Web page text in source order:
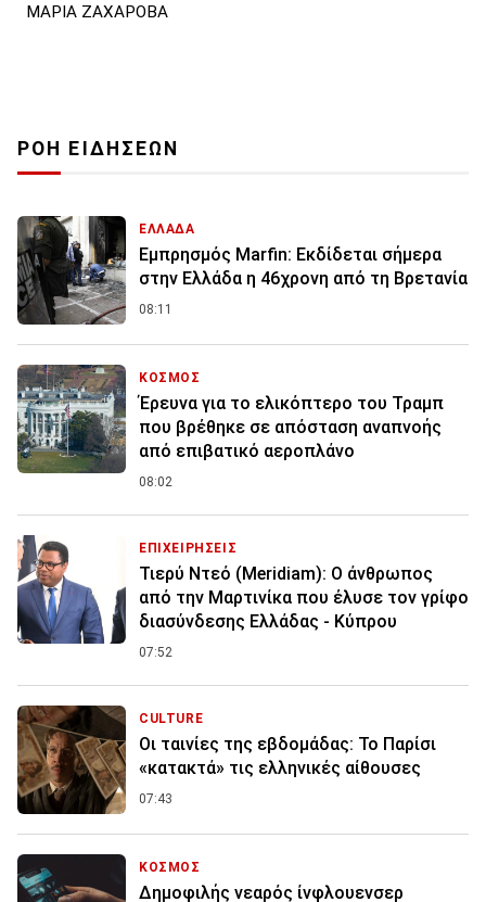
ΜΑΡΙΑ ΖΑΧΑΡΟΒΑ
ΡΟΗ ΕΙΔΗΣΕΩΝ
ΕΛΛΑΔΑ
Εμπρησμός Marfin: Εκδίδεται σήμερα
στην Ελλάδα η 46χρονη από τη Βρετανία
08:11
ΚΟΣΜΟΣ
Έρευνα για το ελικόπτερο του Τραμπ
που βρέθηκε σε απόσταση αναπνοής
από επιβατικό αεροπλάνο
08:02
ΕΠΙΧΕΙΡΗΣΕΙΣ
Τιερύ Ντεό (Meridiam): Ο άνθρωπος
από την Μαρτινίκα που έλυσε τον γρίφο
διασύνδεσης Ελλάδας - Κύπρου
07:52
CULTURE
Οι ταινίες της εβδομάδας: Το Παρίσι
«κατακτά» τις ελληνικές αίθουσες
07:43
ΚΟΣΜΟΣ
Δημοφιλής νεαρός ίνφλουενσερ